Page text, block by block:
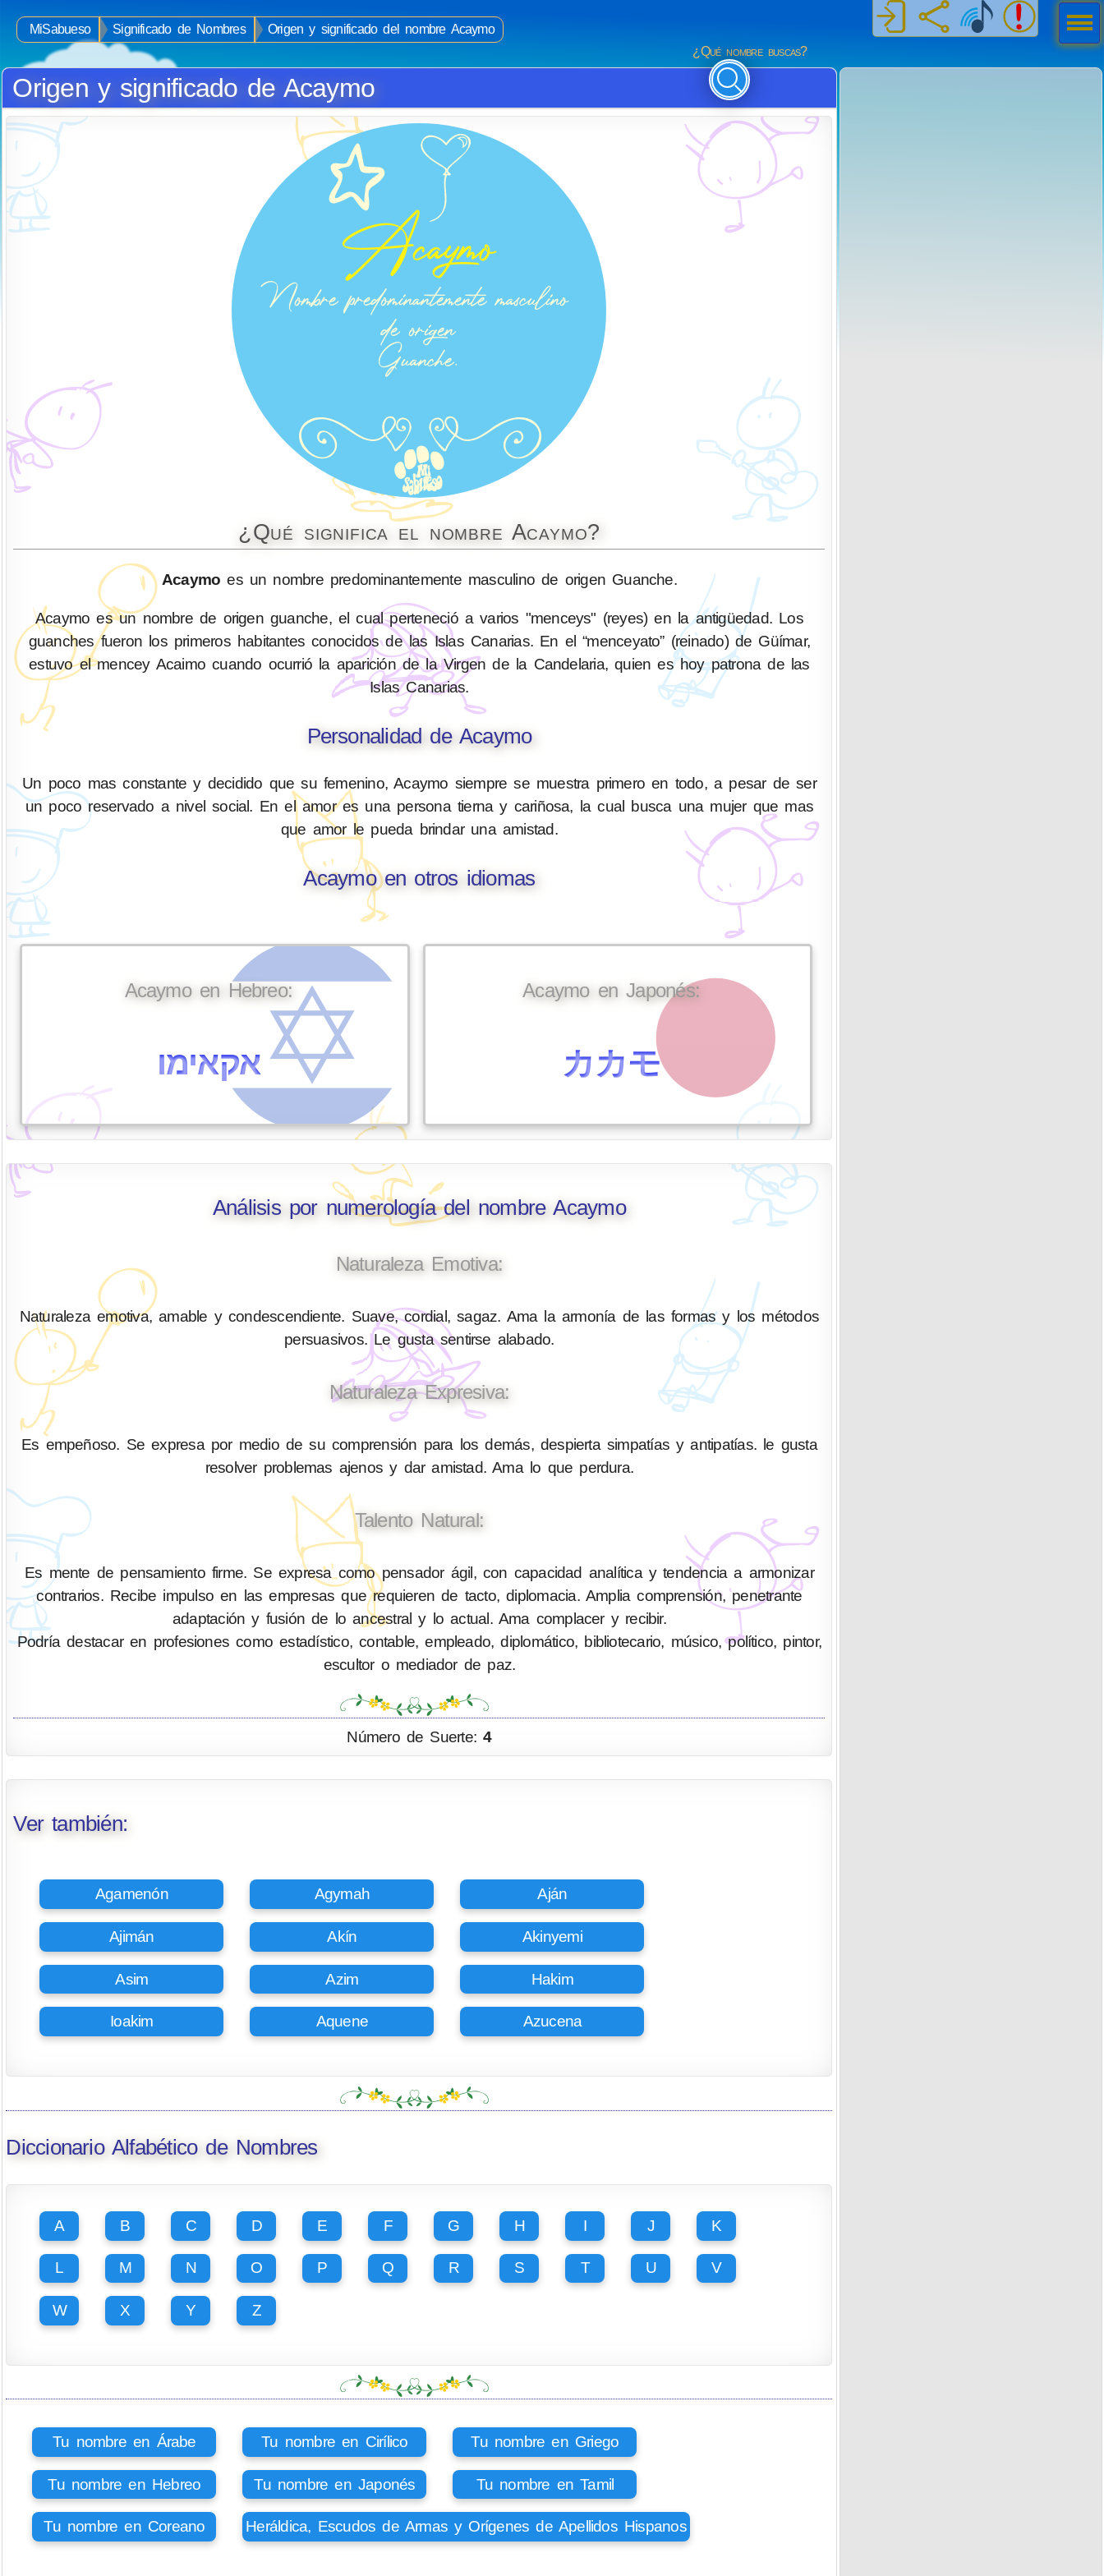
MiSabueso Significado de Nombres
Origen y significado del nombre Acaymo
¿Qué nombre buscas?
Origen y significado de Acaymo
¿Qué significa el nombre Acaymo?
Acaymo es un nombre predominantemente masculino de origen Guanche.
Acaymo es un nombre de origen guanche, el cual perteneció a varios "menceys" (reyes) en la antigüedad. Los
guanches fueron los primeros habitantes conocidos de las Islas Canarias. En el “menceyato” (reinado) de Güímar,
estuvo el mencey Acaimo cuando ocurrió la aparición de la Virgen de la Candelaria, quien es hoy patrona de las
Islas Canarias.
Personalidad de Acaymo
Un poco mas constante y decidido que su femenino, Acaymo siempre se muestra primero en todo, a pesar de ser
un poco reservado a nivel social. En el amor es una persona tierna y cariñosa, la cual busca una mujer que mas
que amor le pueda brindar una amistad.
Acaymo en otros idiomas
Acaymo en Hebreo:
אקאימו
Acaymo en Japonés:
カカモ
Análisis por numerología del nombre Acaymo
Naturaleza Emotiva:
Naturaleza emotiva, amable y condescendiente. Suave, cordial, sagaz. Ama la armonía de las formas y los métodos
persuasivos. Le gusta sentirse alabado.
Naturaleza Expresiva:
Es empeñoso. Se expresa por medio de su comprensión para los demás, despierta simpatías y antipatías. le gusta
resolver problemas ajenos y dar amistad. Ama lo que perdura.
Talento Natural:
Es mente de pensamiento firme. Se expresa como pensador ágil, con capacidad analítica y tendencia a armonizar
contrarios. Recibe impulso en las empresas que requieren de tacto, diplomacia. Amplia comprensión, penetrante
adaptación y fusión de lo ancestral y lo actual. Ama complacer y recibir.
Podría destacar en profesiones como estadístico, contable, empleado, diplomático, bibliotecario, músico, político, pintor,
escultor o mediador de paz.
Número de Suerte:4
Ver también:
Agamenón Agymah Aján
Ajimán Akín Akinyemi
Asim Azim Hakim
Ioakim Aquene Azucena
Diccionario Alfabético de Nombres
A B C D E F G H I J K
L M N O P Q R S T U V
W X Y Z
Tu nombre en Árabe Tu nombre en Cirílico Tu nombre en Griego
Tu nombre en Hebreo Tu nombre en Japonés Tu nombre en Tamil
Tu nombre en Coreano Heráldica, Escudos de Armas y Orígenes de Apellidos Hispanos
Men
ú